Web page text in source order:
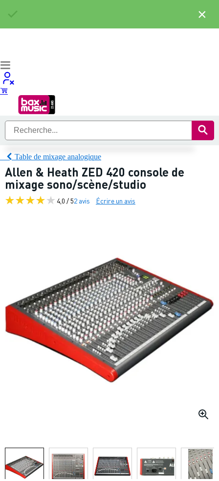
Table de mixage analogique
Allen & Heath ZED 420 console de
mixage sono/scène/studio
4,0 / 52 avis Écrire un avis
×